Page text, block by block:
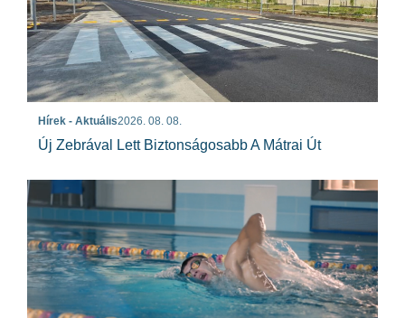
Hírek - Aktuális2026. 08. 08.
Új Zebrával Lett Biztonságosabb A Mátrai Út